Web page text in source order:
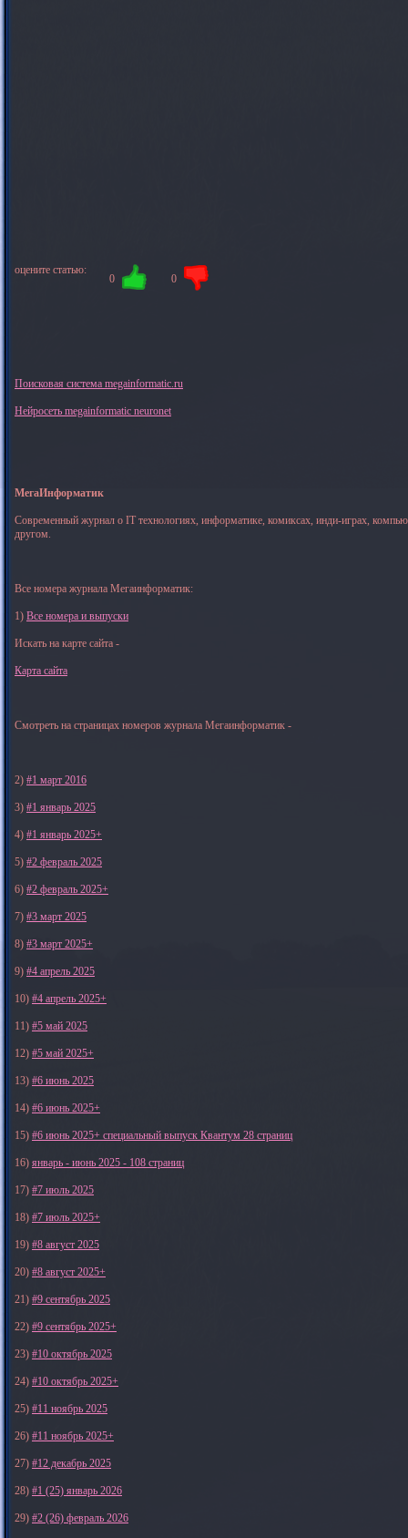
оцените статью:
0 0
Поисковая система megainformatic.ru
Нейросеть megainformatic neuronet
МегаИнформатик
Современный журнал о IT технологиях, информатике, комиксах, инди-играх,
другом.
Все номера журнала Мегаинформатик:
1) Все номера и выпуски
Искать на карте сайта -
Карта сайта
Смотреть на страницах номеров журнала Мегаинформатик -
2) #1 март 2016
3) #1 январь 2025
4) #1 январь 2025+
5) #2 февраль 2025
6) #2 февраль 2025+
7) #3 март 2025
8) #3 март 2025+
9) #4 апрель 2025
10) #4 апрель 2025+
11) #5 май 2025
12) #5 май 2025+
13) #6 июнь 2025
14) #6 июнь 2025+
15) #6 июнь 2025+ специальный выпуск Квантум 28 страниц
16) январь - июнь 2025 - 108 страниц
17) #7 июль 2025
18) #7 июль 2025+
19) #8 август 2025
20) #8 август 2025+
21) #9 сентябрь 2025
22) #9 сентябрь 2025+
23) #10 октябрь 2025
24) #10 октябрь 2025+
25) #11 ноябрь 2025
26) #11 ноябрь 2025+
27) #12 декабрь 2025
28) #1 (25) январь 2026
29) #2 (26) февраль 2026